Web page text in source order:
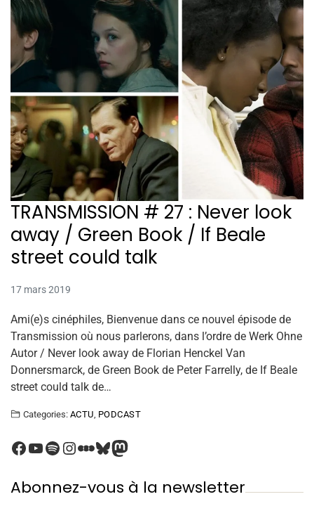
TRANSMISSION # 27 : Never look
away / Green Book / If Beale
street could talk
17 mars 2019
Ami(e)s cinéphiles, Bienvenue dans ce nouvel épisode de
Transmission où nous parlerons, dans l’ordre de Werk Ohne
Autor / Never look away de Florian Henckel Van
Donnersmarck, de Green Book de Peter Farrelly, de If Beale
street could talk de…
Categories: ACTU PODCAST
Abonnez-vous à la newsletter